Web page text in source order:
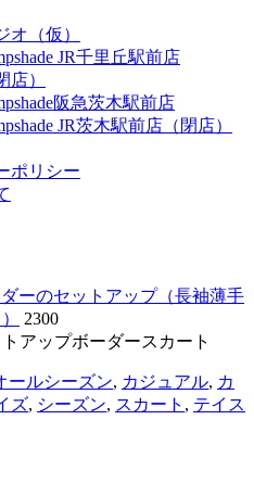
オ（仮）
JR千里丘駅前店
店）
阪急茨木駅前店
JR茨木駅前店（閉店）
ポリシー
ーのセットアップ（長袖薄手
2300
ールシーズン, カジュアル, カ
ズ, シーズン, スカート , テイス